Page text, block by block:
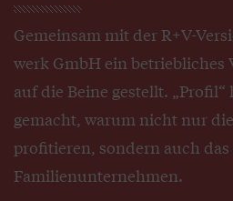
Gemeinsam mit der R+V-
werk GmbH ein betriebliches
auf die Beine gestellt.
gemacht, warum nicht nur
profitieren, sondern auch
Familienunternehmen.